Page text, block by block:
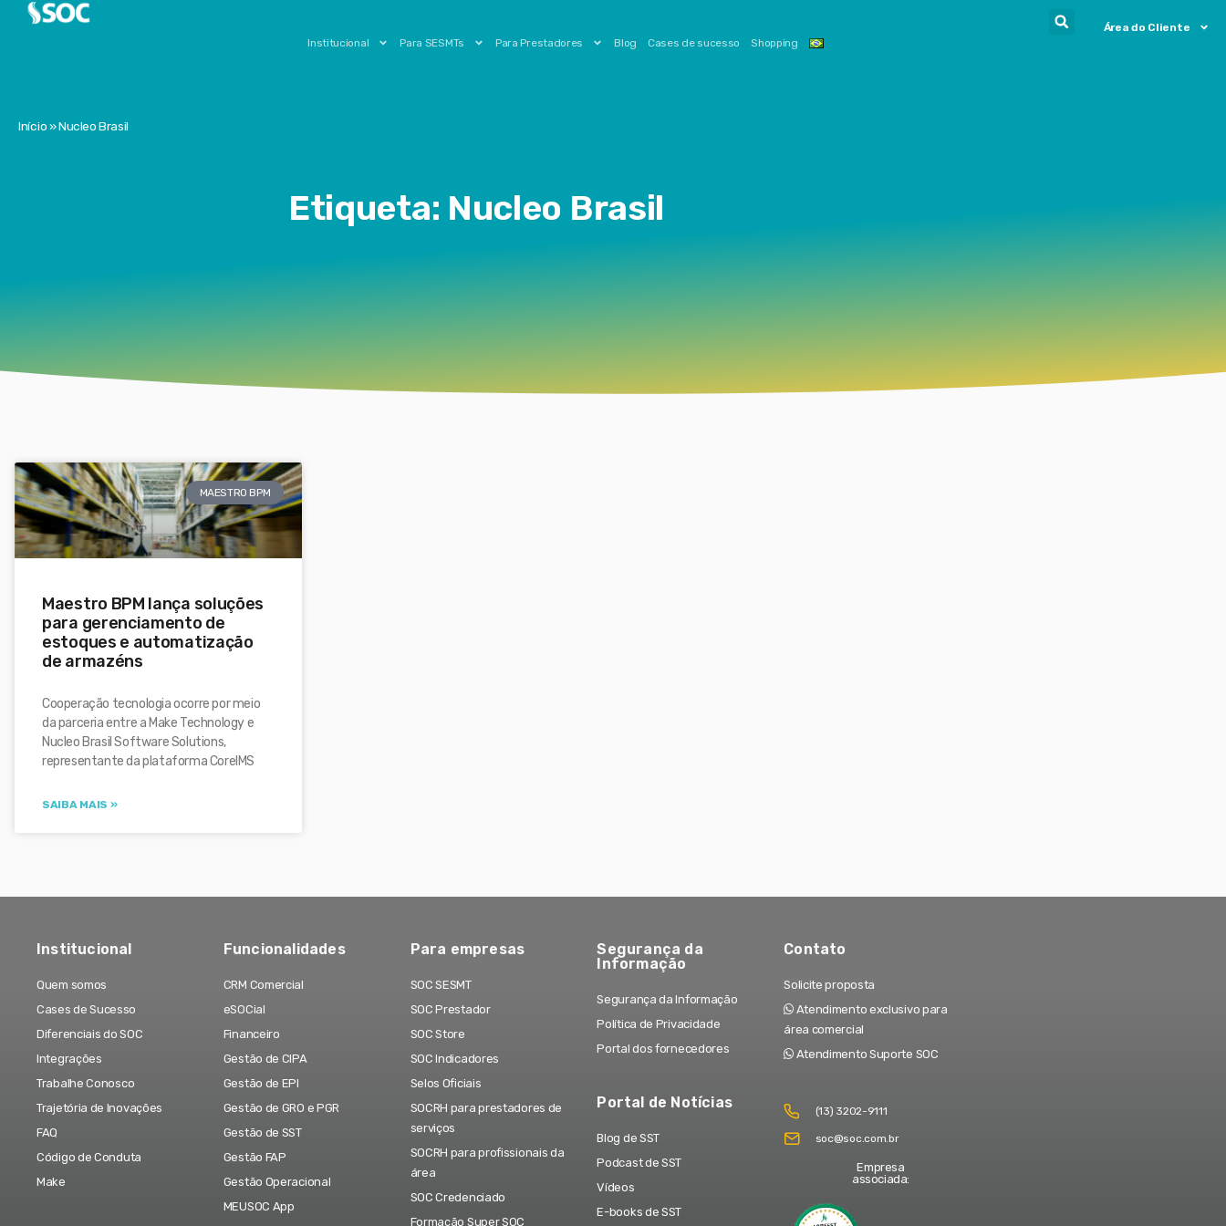
Institucional Para SESMTs Para Prestadores Blog Cases de sucesso Shopping
Área do Cliente
Início»Nucleo Brasil
Etiqueta: Nucleo Brasil
MAESTRO BPM
Maestro BPM lança soluções
para gerenciamento de
estoques e automatização
de armazéns
Cooperação tecnologia ocorre por meio
da parceria entre a Make Technology e
Nucleo Brasil Software Solutions,
representante da plataforma CoreIMS
SAIBA MAIS »
Institucional
Quem somos
Cases de Sucesso
Diferenciais do SOC
Integrações
Trabalhe Conosco
Trajetória de Inovações
FAQ
Código de Conduta
Make
Funcionalidades
CRM Comercial
eSOCial
Financeiro
Gestão de CIPA
Gestão de EPI
Gestão de GRO e PGR
Gestão de SST
Gestão FAP
Gestão Operacional
MEUSOC App
Para empresas
SOC SESMT
SOC Prestador
SOC Store
SOC Indicadores
Selos Oficiais
SOCRH para prestadores de
serviços
SOCRH para profissionais da
área
SOC Credenciado
Formação Super SOC
Segurança da
Informação
Segurança da Informação
Política de Privacidade
Portal dos fornecedores
Portal de Notícias
Blog de SST
Podcast de SST
Vídeos
E-books de SST
Contato
Solicite proposta
Atendimento exclusivo para
área comercial
Atendimento Suporte SOC
(13) 3202-9111
soc@soc.com.br
Empresa
associada: